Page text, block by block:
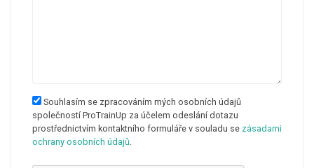
Souhlasím se zpracováním mých osobních údajů
společností ProTrainUp za účelem odeslání dotazu
prostřednictvím kontaktního formuláře v souladu se zásadami
ochrany osobních údajů.